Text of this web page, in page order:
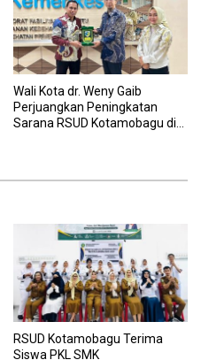
Wali Kota dr. Weny Gaib
Perjuangkan Peningkatan
Sarana RSUD Kotamobagu di
RSUD Kotamobagu Terima
Siswa PKL SMK